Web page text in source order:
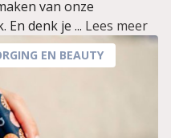
van onze
denk je ... Lees meer
EN BEAUTY